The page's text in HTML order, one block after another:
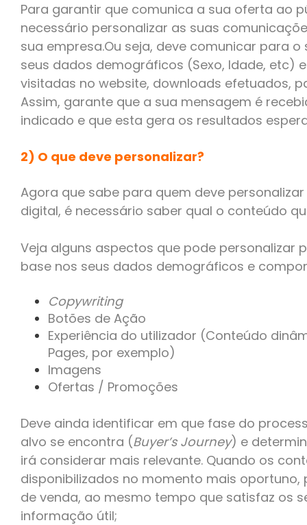
Para garantir que comunica a sua oferta ao
necessário personalizar as suas
sua empresa.Ou seja, deve comunicar para
seus dados demográficos (Sexo, Idade, etc)
visitadas no website, downloads efetuados,
Assim, garante que a sua mensagem é
indicado e que esta gera os resultados
2) O que deve personalizar?
Agora que sabe para quem deve
digital, é necessário saber qual o conteúdo
Veja alguns aspectos que pode personalizar
base nos seus dados demográficos e
Copywriting
Botões de Ação
Experiência do utilizador (Conteúdo
Pages, por exemplo)
Imagens
Ofertas / Promoções
Deve ainda identificar em que fase do
alvo se encontra (Buyer’s Journey) e
irá considerar mais relevante. Quando os
disponibilizados no momento mais
de venda, ao mesmo tempo que satisfaz os
informação útil;